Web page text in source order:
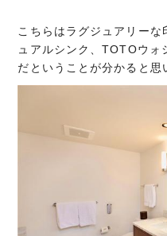
こちらはラグジュアリー
ュアルシンク、TOTOウォ
だということが分かると思